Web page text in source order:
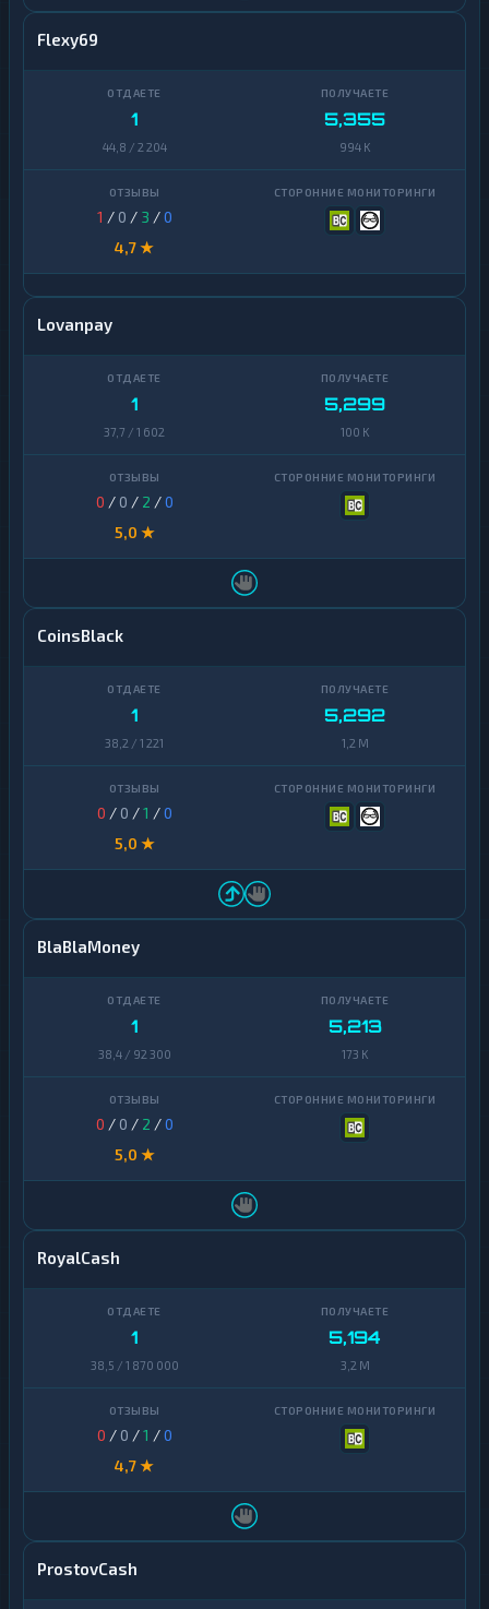
Flexy69
1
44,8 / 2 204
5,355
994 K
1 / 0 / 3 /0
4,7 ★
Lovanpay
1
37,7 / 1 602
5,299
100 K
0 / 0 / 2 /0
5,0 ★
CoinsBlack
1
38,2 / 1 221
5,292
1,2 M
0 / 0 /1 /0
5,0 ★
BlaBlaMoney
1
38,4 / 92 300
5,213
173 K
0 / 0 / 2 /0
5,0 ★
RoyalCash
1
38,5 / 1 870 000
5,194
3,2 M
0 / 0 /1 /0
4,7 ★
ProstovCash